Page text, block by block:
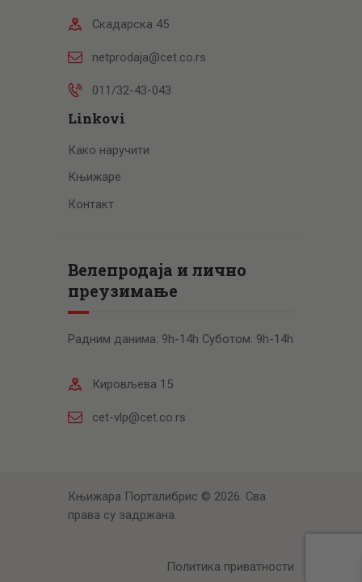
Скадарска 45
netprodaja@cet.co.rs
011/32-43-043
Linkovi
Како наручити
Књижаре
Контакт
Велепродаја и лично
преузимање
Радним данима: 9h-14h Суботом: 9h-14h
Кировљева 15
cet-vlp@cet.co.rs
Књижара Порталибрис © 2026. Сва
права су задржана.
Политика приватности